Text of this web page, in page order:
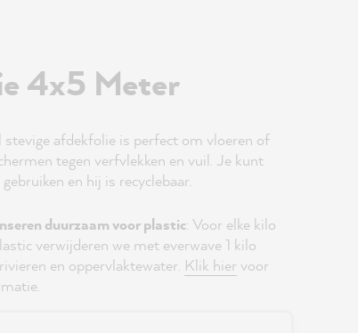
4x5 Meter
stevige afdekfolie is perfect om vloeren of
tegen verfvlekken en vuil. Je kunt
en hij is recyclebaar.
duurzaam voor plastic: Voor elke kilo
verwijderen we met everwave 1 kilo
en oppervlaktewater. Klik hier voor